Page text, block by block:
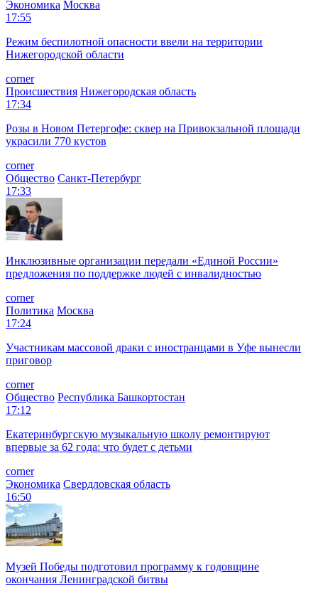
Экономика Москва
17:55
Режим беспилотной опасности ввели на территории
Нижегородской области
corner
Происшествия Нижегородская область
17:34
Розы в Новом Петергофе: сквер на Привокзальной площади
украсили 770 кустов
corner
Общество Санкт-Петербург
17:33
Инклюзивные организации передали «Единой России»
предложения по поддержке людей с инвалидностью
corner
Политика Москва
17:24
Участникам массовой драки с иностранцами в Уфе вынесли
приговор
corner
Общество Республика Башкортостан
17:12
Екатеринбургскую музыкальную школу ремонтируют
впервые за 62 года: что будет с детьми
corner
Экономика Свердловская область
16:50
Музей Победы подготовил программу к годовщине
окончания Ленинградской битвы